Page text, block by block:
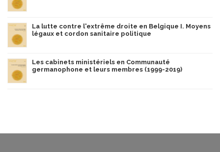
La lutte contre l'extrême droite en Belgique I. Moyens
légaux et cordon sanitaire politique
Les cabinets ministériels en Communauté
germanophone et leurs membres (1999-2019)